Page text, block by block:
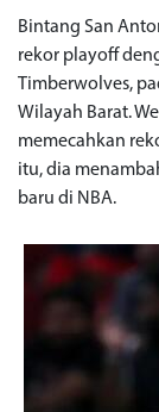
Bintang San
rekor playoff
Timberwolves,
Wilayah Barat.
memecahkan
itu, dia
baru di NBA.